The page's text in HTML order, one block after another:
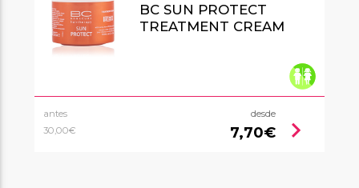
BC SUN PROTECT
TREATMENT CREAM
antes
30,00€
desde
7,70€ chevron_right